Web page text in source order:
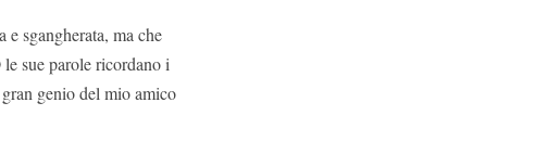
e sgangherata, ma che
sue parole ricordano i
genio del mio amico